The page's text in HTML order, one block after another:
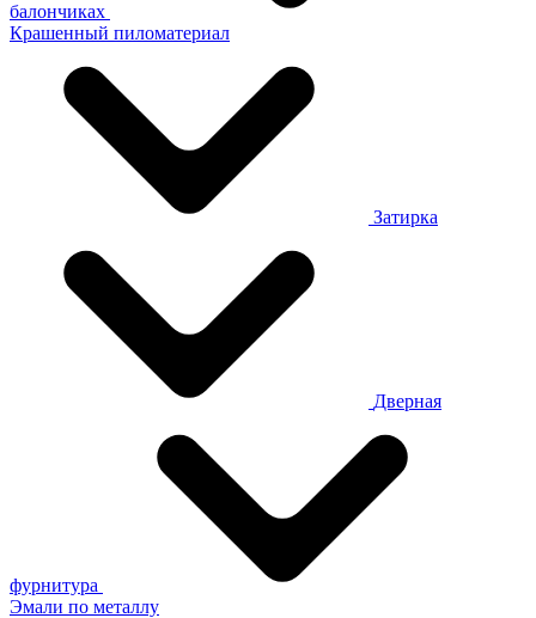
балончиках
Крашенный пиломатериал
Затирка
Дверная
фурнитура
Эмали по металлу